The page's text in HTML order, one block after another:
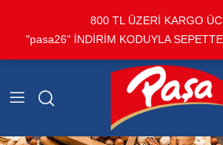
800 TL ÜZERİ KARGO
"pasa26" İNDİRİM KODUYLA